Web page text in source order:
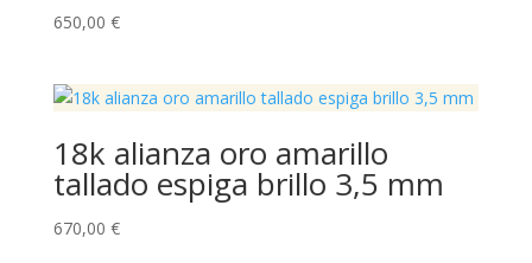
650,00 €
18k alianza oro amarillo
tallado espiga brillo 3,5 mm
670,00 €